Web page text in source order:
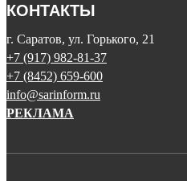
КОНТАКТЫ
г. Саратов, ул. Горького, 21
+7 (917) 982-81-37
+7 (8452) 659-600
info@sarinform.ru
РЕКЛАМА